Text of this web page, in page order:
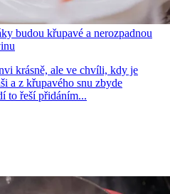
budou křupavé a nerozpadnou
krásně, ale ve chvíli, kdy je
a z křupavého snu zbyde
to řeší přidáním...